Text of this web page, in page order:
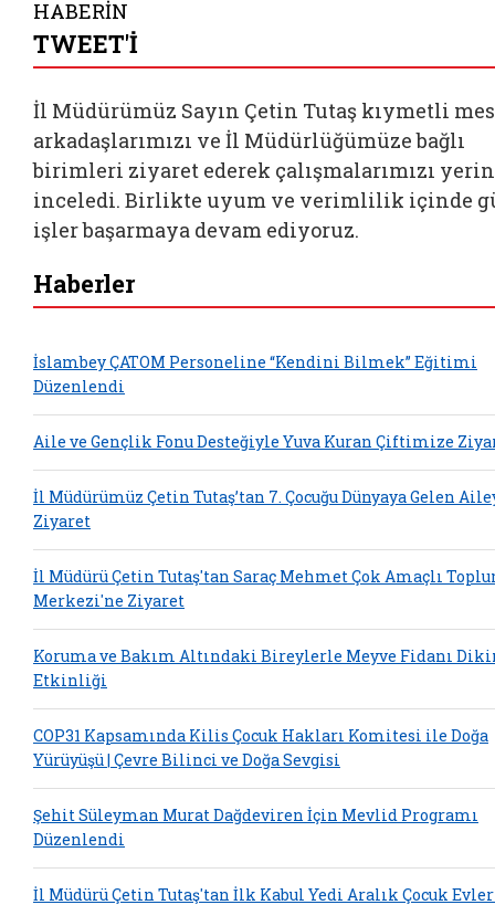
HABERİN
TWEET'İ
İl Müdürümüz Sayın Çetin Tutaş kıymetli
arkadaşlarımızı ve İl Müdürlüğümüze bağlı
birimleri ziyaret ederek çalışmalarımızı
inceledi. Birlikte uyum ve verimlilik içinde
işler başarmaya devam ediyoruz.
Haberler
İslambey ÇATOM Personeline “Kendini Bilmek” Eğitimi
Düzenlendi
Aile ve Gençlik Fonu Desteğiyle Yuva Kuran Çiftimize
İl Müdürümüz Çetin Tutaş’tan 7. Çocuğu Dünyaya Gelen
Ziyaret
İl Müdürü Çetin Tutaş'tan Saraç Mehmet Çok Amaçlı
Merkezi'ne Ziyaret
Koruma ve Bakım Altındaki Bireylerle Meyve Fidanı
Etkinliği
COP31 Kapsamında Kilis Çocuk Hakları Komitesi ile Doğa
Yürüyüşü | Çevre Bilinci ve Doğa Sevgisi
Şehit Süleyman Murat Dağdeviren İçin Mevlid Programı
Düzenlendi
İl Müdürü Çetin Tutaş'tan İlk Kabul Yedi Aralık Çocuk